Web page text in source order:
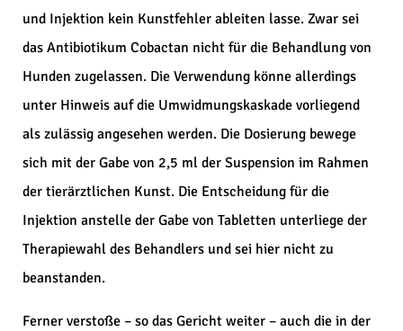
und Injektion kein Kunstfehler ableiten lasse. Zwar sei
das Antibiotikum Cobactan nicht für die Behandlung von
Hunden zugelassen. Die Verwendung könne allerdings
unter Hinweis auf die Umwidmungskaskade vorliegend
als zulässig angesehen werden. Die Dosierung bewege
sich mit der Gabe von 2,5 ml der Suspension im Rahmen
der tierärztlichen Kunst. Die Entscheidung für die
Injektion anstelle der Gabe von Tabletten unterliege der
Therapiewahl des Behandlers und sei hier nicht zu
beanstanden.
Ferner verstoße – so das Gericht weiter – auch die in der